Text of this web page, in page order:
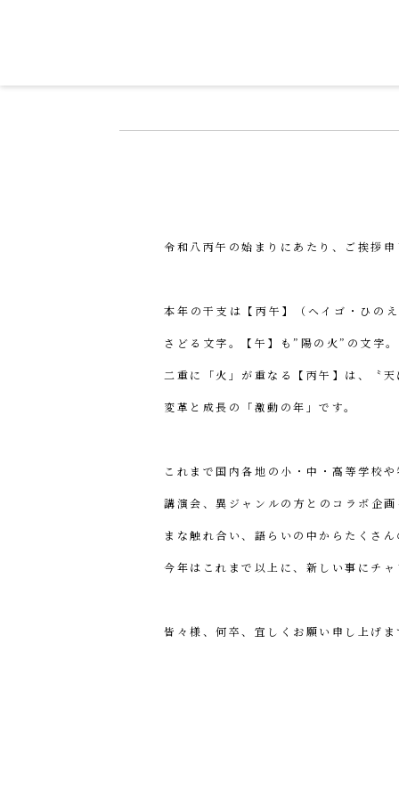
令和八丙午の始まりにあたり、ご挨拶申
本年の干支は【丙午】（ヘイゴ・ひの
さどる文字。【午】も”陽の火”の文字。
二重に「火」が重なる【丙午】は、〝
変革と成長の「激動の年」です。
これまで国内各地の小・中・高等学校
講演会、異ジャンルの方とのコラボ企
まな触れ合い、語らいの中からたくさん
今年はこれまで以上に、新しい事にチャ
皆々様、何卒、宜しくお願い申し上げま